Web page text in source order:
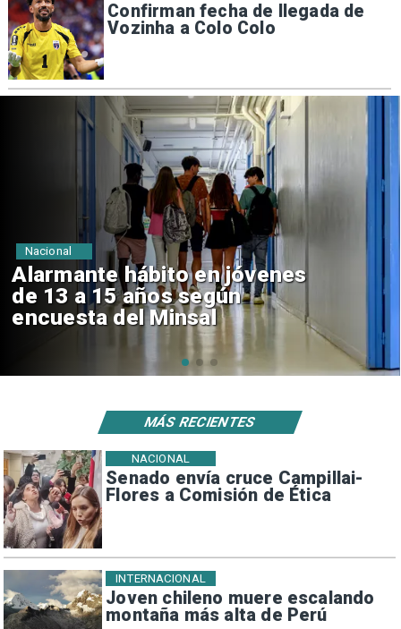
Confirman fecha de llegada de
Vozinha a Colo Colo
Aprueban creación del Parque
Sebastián Piñera con inversión
de $4 mil millones
Regiones
Senado envía cruce Campillai-
Flores a Comisión de Ética
NACIONAL
Joven chileno muere escalando
montaña más alta de Perú
INTERNACIONAL
MÁS RECIENTES